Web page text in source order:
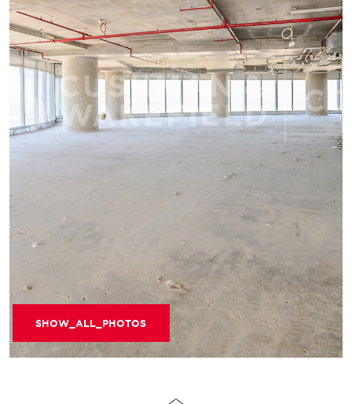
SHOW_ALL_PHOTOS